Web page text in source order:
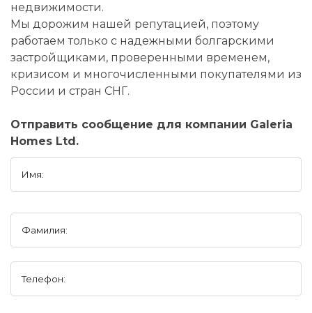
недвижимости.
Мы дорожим нашей репутацией, поэтому
работаем только с надежными болгарскими
застройщиками, проверенными временем,
кризисом и многочисленными покупателями из
России и стран СНГ.
Отправить сообщение для компании Galeria
Homes Ltd.
Имя:
Фамилия:
Телефон: